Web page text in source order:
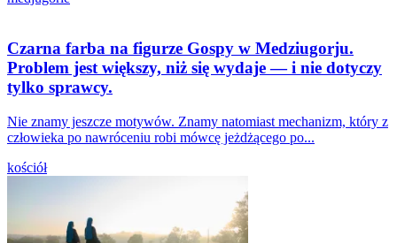
Czarna farba na figurze Gospy w Medziugorju.
Problem jest większy, niż się wydaje — i nie dotyczy
tylko sprawcy.
Nie znamy jeszcze motywów. Znamy natomiast mechanizm, który z
człowieka po nawróceniu robi mówcę jeżdżącego po...
kościół